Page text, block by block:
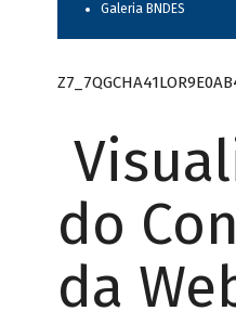
Galeria BNDES
do
da